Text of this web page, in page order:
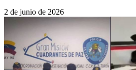
2 de junio de 2026